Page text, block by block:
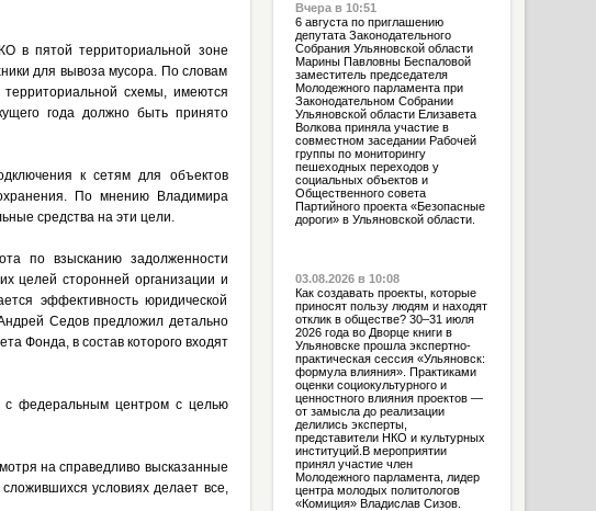
в пятой территориальной зоне
для вывоза мусора. По словам
территориальной схемы, имеются
года должно быть принято
к сетям для объектов
По мнению Владимира
средства на эти цели.
по взысканию задолженности
целей сторонней организации и
эффективность юридической
Седов предложил детально
Фонда, в состав которого входят
с федеральным центром с целью
на справедливо высказанные
условиях делает все,
Вчера в 10:51
6 августа по приглашению
депутата Законодательного
Собрания Ульяновской области
Марины Павловны Беспаловой
заместитель председателя
Молодежного парламента при
Законодательном Собрании
Ульяновской области Елизавета
Волкова приняла участие в
совместном заседании Рабочей
группы по мониторингу
пешеходных переходов у
социальных объектов и
Общественного совета
Партийного проекта «Безопасные
дороги» в Ульяновской области.
03.08.2026 в 10:08
Как создавать проекты, которые
приносят пользу людям и находят
отклик в обществе? 30–31 июля
2026 года во Дворце книги в
Ульяновске прошла экспертно-
практическая сессия «Ульяновск:
формула влияния». Практиками
оценки социокультурного и
ценностного влияния проектов —
от замысла до реализации
делились эксперты,
представители НКО и культурных
институций.В мероприятии
принял участие член
Молодежного парламента, лидер
центра молодых политологов
«Комиция» Владислав Сизов.